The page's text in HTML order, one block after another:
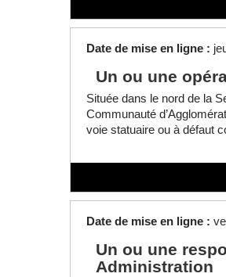
Date de mise en ligne :
Un ou une
Située dans le nord de la
Communauté
voie statuaire ou à défaut
Date de mise en ligne :
Un ou une
Administration